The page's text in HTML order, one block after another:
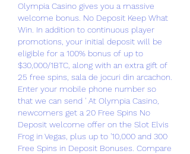
Olympia Casino gives you a massive
welcome bonus. No Deposit Keep What
Win. In addition to continuous player
promotions, your initial deposit will be
eligible for a 100% bonus of up to
$30,000/1BTC, along with an extra gift of
25 free spins, sala de jocuri din arcachon.
Enter your mobile phone number so
that we can send ' At Olympia Casino,
newcomers get a 20 Free Spins No
Deposit welcome offer on the Slot Elvis
Frog in Vegas, plus up to '10,000 and 300
Free Spins in Deposit Bonuses. Compare